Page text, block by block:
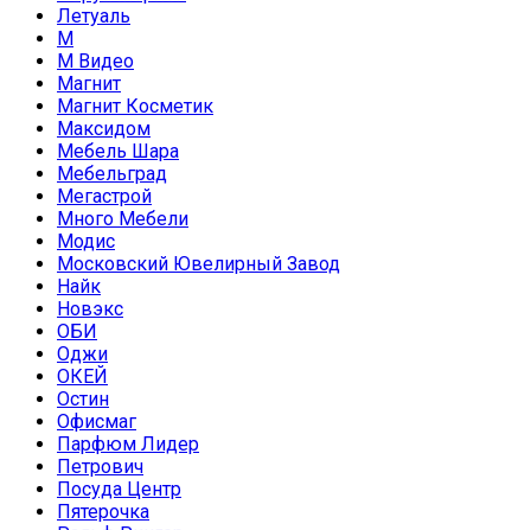
Летуаль
М
М Видео
Магнит
Магнит Косметик
Максидом
Мебель Шара
Мебельград
Мегастрой
Много Мебели
Модис
Московский Ювелирный Завод
Найк
Новэкс
ОБИ
Оджи
ОКЕЙ
Остин
Офисмаг
Парфюм Лидер
Петрович
Посуда Центр
Пятерочка